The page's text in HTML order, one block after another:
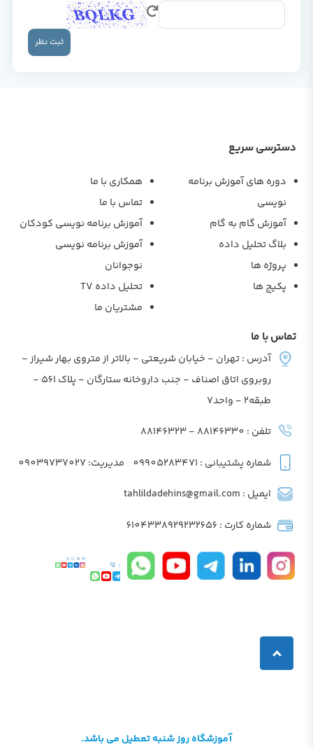
ثبت نظر
دسترسی سریع
دوره های آموزش برنامه
نویسی
آموزش گام به گام
بلاگ تحلیل داده
پروژه ها
پکیج ها
همکاری با ما
تماس با ما
آموزش برنامه نویسی کودکان
آموزش برنامه نویسی
نوجوانان
تحلیل داده TV
مشتریان ما
تماس با ما
آدرس : تهران - خیابان شریعتی - بالاتر از متروی بهار شیراز -
روبروی اتاق اصناف - جنب داروخانه ستارگان - پلاک 561 -
طبقه2 - واحد7
تلفن : 88146330 - 88146323
شماره پشتیبانی : 09905283471 مدیریت: 09039737027
ایمیل : tahlildadehins@gmail.com
شماره کارت : 6104338929232656
آموزشگاه روز شنبه تعطیل می باشد.